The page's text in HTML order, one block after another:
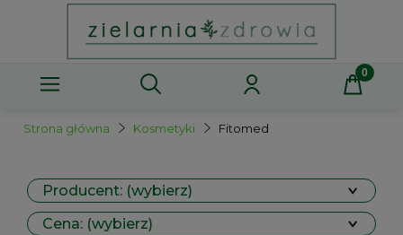
Strona główna Kosmetyki Fitomed
Producent: (wybierz)
Cena: (wybierz)